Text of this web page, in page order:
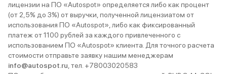
лицензии на ПО «Autospot» определяется либо как процент
(от 2,5% до 3%) от выручки, полученной лицензиатом от
использования ПО «Autospot», либо как фиксированный
платеж от 1100 рублей за каждого привлеченного с
использованием ПО «Autospot» клиента. Для точного расчета
стоимости отправьте заявку нашим менеджерам
info@autospot.ru , тел. +78003020583